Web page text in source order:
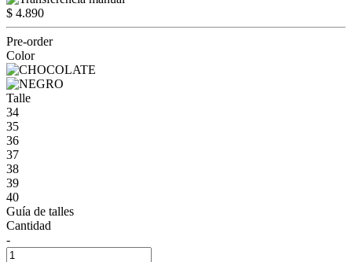
$ 4.890
Pre-order
Color
Talle
34
35
36
37
38
39
40
Guía de talles
Cantidad
-